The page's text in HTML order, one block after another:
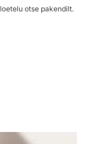
otse pakendilt.